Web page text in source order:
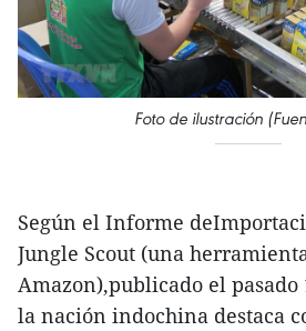
Foto de ilustración
Según el Informe
Jungle Scout (una
Amazon),publicado el pasado
la nación indochina destaca